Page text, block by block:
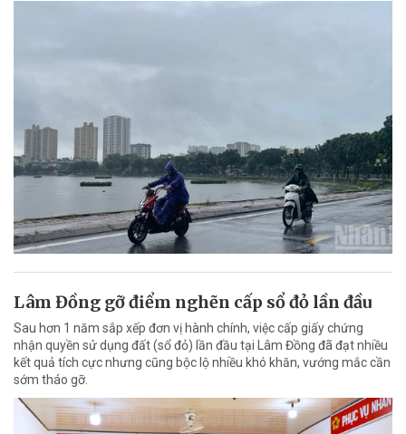
Lâm Đồng gỡ điểm nghẽn cấp sổ đỏ lần đầu
Sau hơn 1 năm sắp xếp đơn vị hành chính, việc cấp giấy chứng
nhận quyền sử dụng đất (sổ đỏ) lần đầu tại Lâm Đồng đã đạt nhiều
kết quả tích cực nhưng cũng bộc lộ nhiều khó khăn, vướng mắc cần
sớm tháo gỡ.